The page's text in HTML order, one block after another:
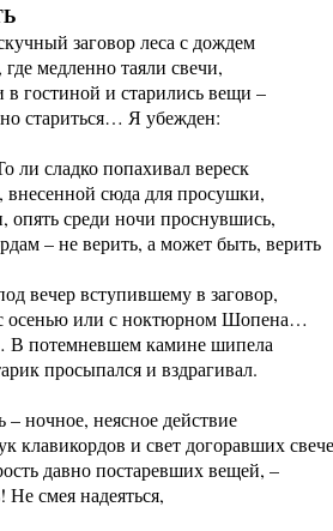
заговор леса с дождем
медленно таяли свечи,
в гостиной и старились вещи –
стариться… Я убежден:
ли сладко попахивал вереск
внесенной сюда для просушки,
опять среди ночи проснувшись,
– не верить, а может быть, верить
вечер вступившему в заговор,
осенью или с ноктюрном Шопена…
В потемневшем камине шипела
просыпался и вздрагивал.
– ночное, неясное действие
клавикордов и свет догоравших
давно постаревших вещей, –
Не смея надеяться,